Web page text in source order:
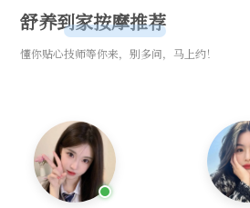
舒养到家按摩推荐
懂你贴心技师等你来，别多问，马上约！